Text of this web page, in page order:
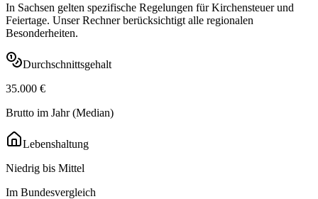
In Sachsen gelten spezifische Regelungen für Kirchensteuer und
Feiertage. Unser Rechner berücksichtigt alle regionalen
Besonderheiten.
Durchschnittsgehalt
35.000 €
Brutto im Jahr (Median)
Lebenshaltung
Niedrig bis Mittel
Im Bundesvergleich